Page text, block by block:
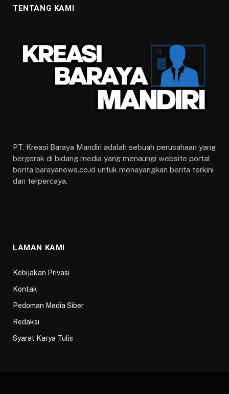
TENTANG KAMI
PT. Kreasi Baraya Mandiri adalah sebuah perusahaan yang
bergerak di bidang media yang menaungi website portal
berita barayanews.co.id untuk menayangkan berita terkini
dan terpercaya.
LAMAN KAMI
Kebijakan Privasi
Kontak
Pedoman Media Siber
Redaksi
Syarat Karya Tulis